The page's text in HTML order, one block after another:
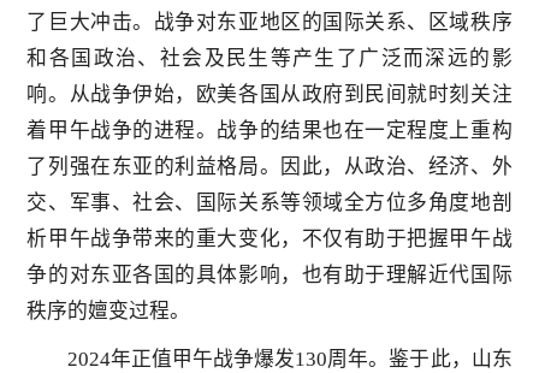
了巨大冲击。战争对东亚地区的国际关系、区域秩序
和各国政治、社会及民生等产生了广泛而深远的影
响。从战争伊始，欧美各国从政府到民间就时刻关注
着甲午战争的进程。战争的结果也在一定程度上重构
了列强在东亚的利益格局。因此，从政治、经济、外
交、军事、社会、国际关系等领域全方位多角度地剖
析甲午战争带来的重大变化，不仅有助于把握甲午战
争的对东亚各国的具体影响，也有助于理解近代国际
秩序的嬗变过程。
2024年正值甲午战争爆发130周年。鉴于此，山东